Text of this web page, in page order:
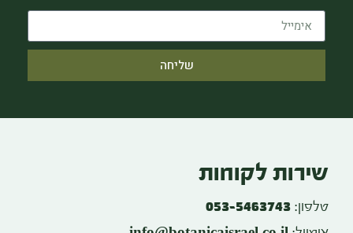
שליחה
שירות לקוחות
טלפון: 053-5463743